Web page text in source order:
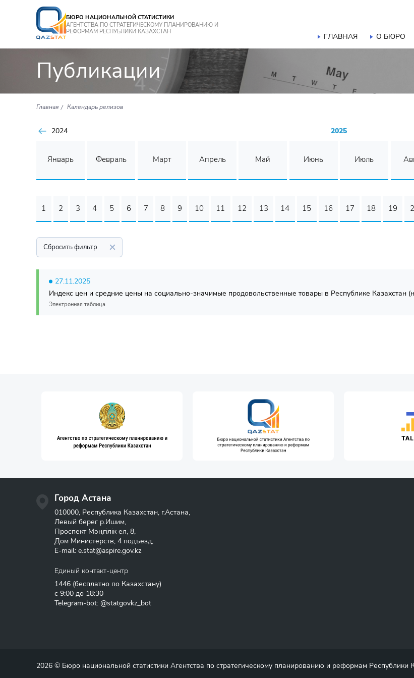
БЮРО НАЦИОНАЛЬНОЙ СТАТИСТИКИ
АГЕНТСТВА ПО СТРАТЕГИЧЕСКОМУ ПЛАНИРОВАНИЮ И
РЕФОРМАМ РЕСПУБЛИКИ КАЗАХСТАН
ГЛАВНАЯ О БЮРО
Публикации
Главная Календарь релизов
2024 2025
Январь Февраль Март Апрель Май Июнь Июль
1 2 3 4 5 6 7 8 9 10 11 12 13 14 15 16 17 18 19
Сбросить фильтр
27.11.2025
Индекс цен и средние цены на социально-значимые продовольственные товары в Республике Казахстан
Электронная таблица
Город Астана
010000, Республика Казахстан, г.Астана,
Левый берег р.Ишим,
Проспект Мәңгілік ел, 8,
Дом Министерств, 4 подъезд,
E-mail: e.stat@aspire.gov.kz
Единый контакт-центр
1446 (бесплатно по Казахстану)
с 9:00 до 18:30
Telegram-bot: @statgovkz_bot
2026 © Бюро национальной статистики Агентства по стратегическому планированию и реформам Республики